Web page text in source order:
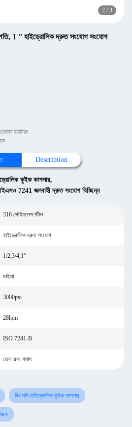
2 / 3
1 '' হাইড্রোলিক দ্রুত সংযোগ সংযোগ
ইউনিয়ন
Description
কুইক কাপলার,
7241 জলবাহী দ্রুত সংযোগ বিচ্ছিন্ন
316 স্টেইনলেস স্টীল
হাইড্রোলিক দ্রুত সংযোগ
1/2,3/4,1''
মহিলা
3000psi
28lpm
ISO 7241-B
তেল এবং গ্যাস
বিএসপি হাইড্রোলিক কুইক কাপলার